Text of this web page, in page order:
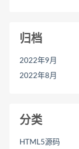
归档
2022年9月
2022年8月
分类
HTML5源码